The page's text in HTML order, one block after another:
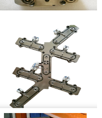
一出14热流板